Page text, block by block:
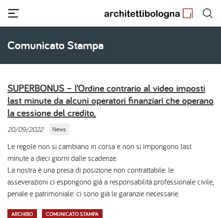
contenuto
principale
Comunicato Stampa
SUPERBONUS – l’Ordine contrario al video imposti
last minute da alcuni operatori finanziari che operano
la cessione del credito.
20/09/2022 News
Le regole non si cambiano in corsa e non si impongono last
minute a dieci giorni dalle scadenze.
La nostra è una presa di posizione non contrattabile: le
asseverazioni ci espongono già a responsabilità professionale civile,
penale e patrimoniale: ci sono già le garanzie necessarie.
ARCHIBO COMUNICATO STAMPA